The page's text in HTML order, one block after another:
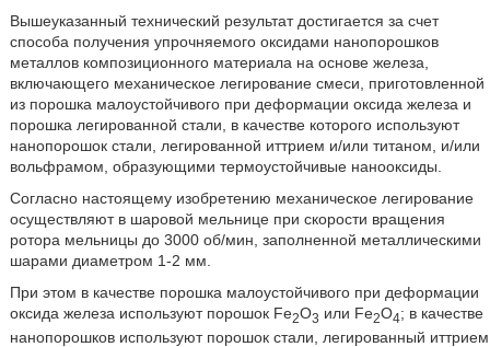
Вышеуказанный технический результат достигается за счет
способа получения упрочняемого оксидами нанопорошков
металлов композиционного материала на основе железа,
включающего механическое легирование смеси, приготовленной
из порошка малоустойчивого при деформации оксида железа и
порошка легированной стали, в качестве которого используют
нанопорошок стали, легированной иттрием и/или титаном, и/или
вольфрамом, образующими термоустойчивые нанооксиды.
Согласно настоящему изобретению механическое легирование
осуществляют в шаровой мельнице при скорости вращения
ротора мельницы до 3000 об/мин, заполненной металлическими
шарами диаметром 1-2 мм.
При этом в качестве порошка малоустойчивого при деформации
оксида железа используют порошок Fe2O3 или Fe2O4; в качестве
нанопорошков используют порошок стали, легированный иттрием